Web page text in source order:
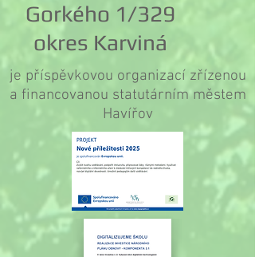
Gorkého 1/329
okres Karviná
je příspěvkovou organizací zřízenou
a financovanou statutárním městem
Havířov